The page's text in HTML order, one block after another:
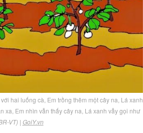
hai luống cà, Em trồng thêm một cây na, Lá xanh
Em nhìn vẫn thấy cây na, Lá xanh vẫy gọi như
VT)| GoiY.vn